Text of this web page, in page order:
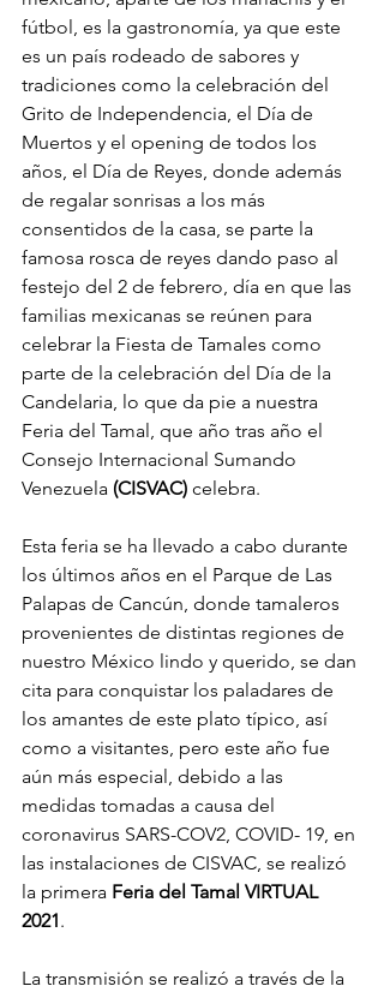
fútbol, es la gastronomía, ya que este
es un país rodeado de sabores y
tradiciones como la celebración del
Grito de Independencia, el Día de
Muertos y el opening de todos los
años, el Día de Reyes, donde además
de regalar sonrisas a los más
consentidos de la casa, se parte la
famosa rosca de reyes dando paso al
festejo del 2 de febrero, día en que las
familias mexicanas se reúnen para
celebrar la Fiesta de Tamales como
parte de la celebración del Día de la
Candelaria, lo que da pie a nuestra
Feria del Tamal, que año tras año el
Consejo Internacional Sumando
Venezuela (CISVAC) celebra.
Esta feria se ha llevado a cabo durante
los últimos años en el Parque de Las
Palapas de Cancún, donde tamaleros
provenientes de distintas regiones de
nuestro México lindo y querido, se dan
cita para conquistar los paladares de
los amantes de este plato típico, así
como a visitantes, pero este año fue
aún más especial, debido a las
medidas tomadas a causa del
coronavirus SARS-COV2, COVID- 19, en
las instalaciones de CISVAC, se realizó
la primera Feria del Tamal VIRTUAL
2021.
La transmisión se realizó a través de la